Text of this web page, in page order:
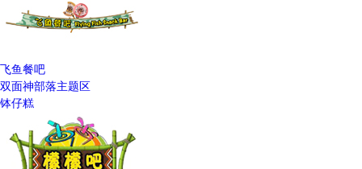
飞鱼餐吧
双面神部落主题区
钵仔糕